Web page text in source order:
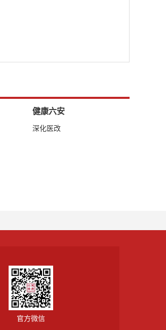
健康六安
深化医改
官方微信